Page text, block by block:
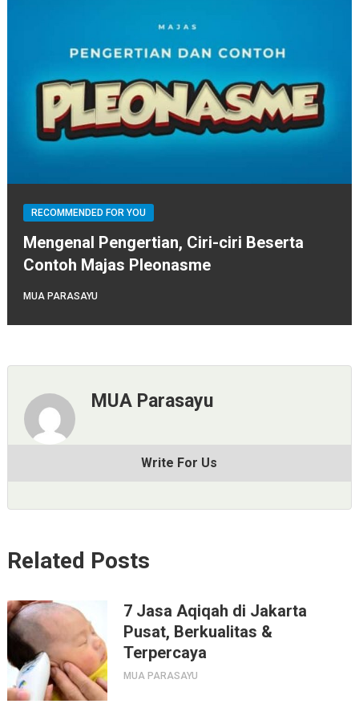
RECOMMENDED FOR YOU
Mengenal Pengertian, Ciri-ciri Beserta
Contoh Majas Pleonasme
MUA PARASAYU
MUA Parasayu
Write For Us
Related Posts
7 Jasa Aqiqah di Jakarta
Pusat, Berkualitas &
Terpercaya
MUA PARASAYU